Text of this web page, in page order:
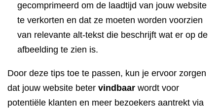
gecomprimeerd om de laadtijd van jouw website
te verkorten en dat ze moeten worden voorzien
van relevante alt-tekst die beschrijft wat er op de
afbeelding te zien is.
Door deze tips toe te passen, kun je ervoor zorgen
dat jouw website beter vindbaar wordt voor
potentiële klanten en meer bezoekers aantrekt via